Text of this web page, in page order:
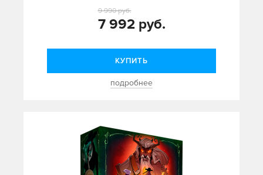
7 992 руб.
9 990 руб.
КУПИТЬ
подробнее